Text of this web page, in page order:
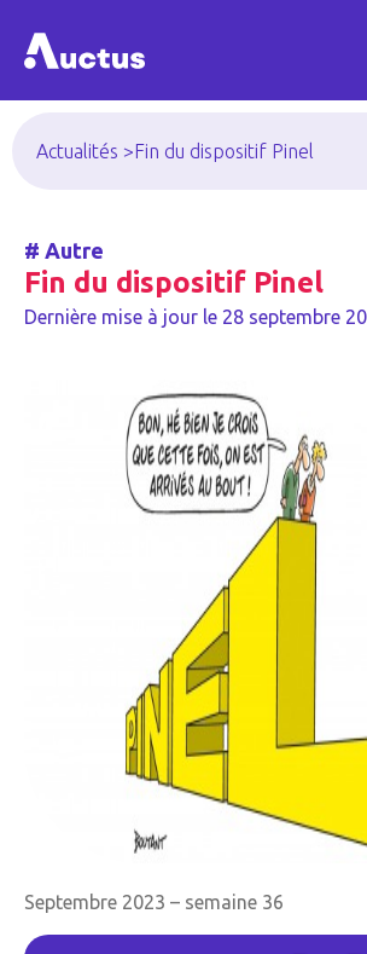
Actualités > Fin du dispositif Pinel
# Autre
Fin du dispositif Pinel
Dernière mise à jour le 28 septembre
Septembre 2023 – semaine 36